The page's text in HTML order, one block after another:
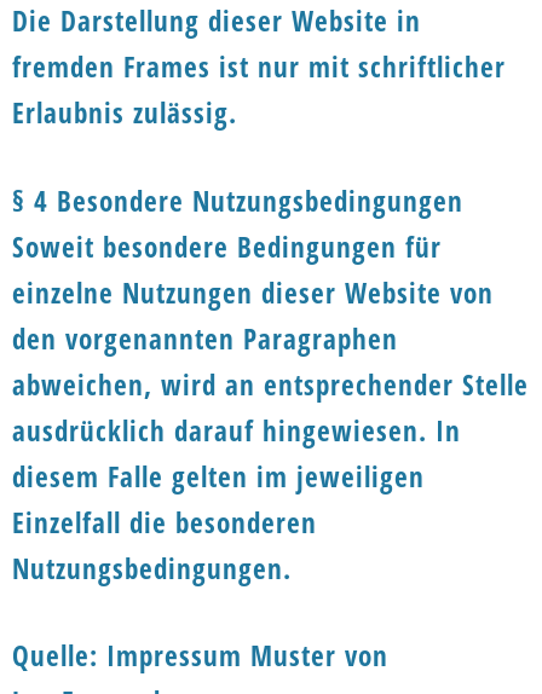
Die Darstellung dieser Website in
fremden Frames ist nur mit schriftlicher
Erlaubnis zulässig.
§ 4 Besondere Nutzungsbedingungen
Soweit besondere Bedingungen für
einzelne Nutzungen dieser Website von
den vorgenannten Paragraphen
abweichen, wird an entsprechender Stelle
ausdrücklich darauf hingewiesen. In
diesem Falle gelten im jeweiligen
Einzelfall die besonderen
Nutzungsbedingungen.
Quelle: Impressum Muster von